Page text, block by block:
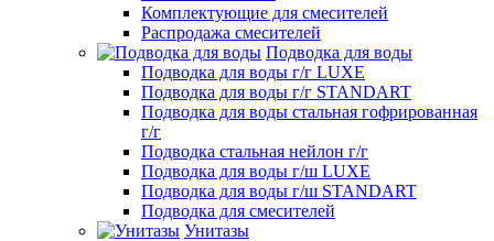
Комплектующие для смесителей
Распродажа смесителей
Подводка для воды
Подводка для воды г/г LUXE
Подводка для воды г/г STANDART
Подводка для воды стальная гофрированная
г/г
Подводка стальная нейлон г/г
Подводка для воды г/ш LUXE
Подводка для воды г/ш STANDART
Подводка для смесителей
Унитазы